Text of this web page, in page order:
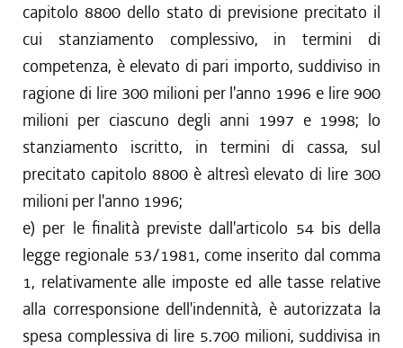
capitolo 8800 dello stato di previsione precitato il
cui stanziamento complessivo, in termini di
competenza, è elevato di pari importo, suddiviso in
ragione di lire 300 milioni per l'anno 1996 e lire 900
milioni per ciascuno degli anni 1997 e 1998; lo
stanziamento iscritto, in termini di cassa, sul
precitato capitolo 8800 è altresì elevato di lire 300
milioni per l'anno 1996;
e) per le finalità previste dall'articolo 54 bis della
legge regionale 53/1981, come inserito dal comma
1, relativamente alle imposte ed alle tasse relative
alla corresponsione dell'indennità, è autorizzata la
spesa complessiva di lire 5.700 milioni, suddivisa in